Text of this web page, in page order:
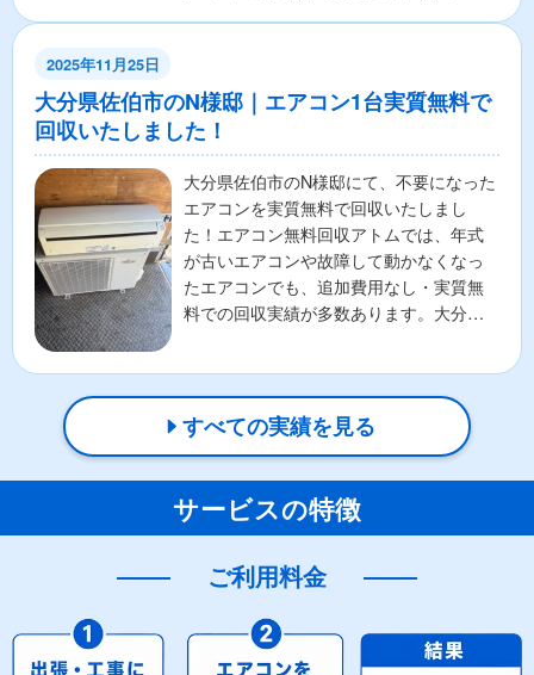
2025年11月25日
大分県佐伯市のN様邸｜エアコン1台実質無料で
回収いたしました！
大分県佐伯市のN様邸にて、不要になった
エアコンを実質無料で回収いたしまし
た！エアコン無料回収アトムでは、年式
が古いエアコンや故障して動かなくなっ
たエアコンでも、追加費用なし・実質無
料での回収実績が多数あります。大分県
すべての実績を見る
サービスの特徴
ご利用料金